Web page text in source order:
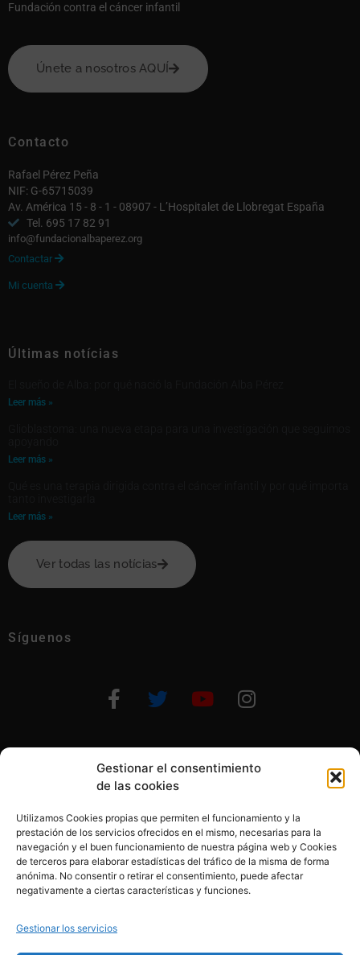
Gestionar el consentimiento
de las cookies
Utilizamos Cookies propias que permiten el funcionamiento y la
prestación de los servicios ofrecidos en el mismo, necesarias para la
navegación y el buen funcionamiento de nuestra página web y Cookies
de terceros para elaborar estadísticas del tráfico de la misma de forma
anónima. No consentir o retirar el consentimiento, puede afectar
negativamente a ciertas características y funciones.
Gestionar los servicios
Fundación contra el cáncer infantil
Únete a nosotros AQUÍ
Contacto
Rafael Pérez Peña
NIF: G-65715039
Av. América 15 - 8 - 1 - 08907 - L’Hospitalet de Llobregat España
Tel. 695 17 82 91
info@fundacionalbaperez.org
Contactar 
Mi cuenta 
Últimas notícias
Leer más »
Leer más »
Leer más »
Ver todas las notícias
Síguenos
Otras formas de ayudar
© 2020, Fundación Alba Pérez. All Rights Reserved